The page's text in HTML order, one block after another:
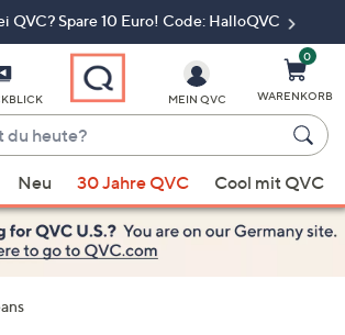
QVC? Spare 10 Euro! Code: HalloQVC
MEIN QVC
0
WARENKORB
Neu 30 Jahre QVC Cool mit QVC